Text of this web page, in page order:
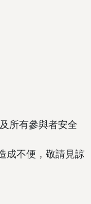
所有參與者安全
成不便，敬請見諒